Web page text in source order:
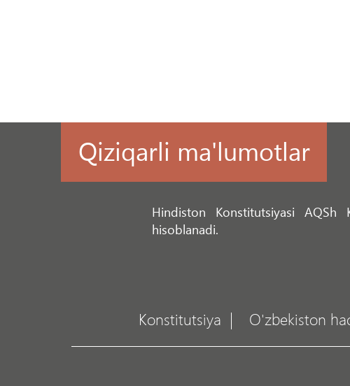
Qiziqarli ma'lumotlar
Hindiston Konstitutsiyasi
hisoblanadi.
Konstitutsiya O'zbekiston